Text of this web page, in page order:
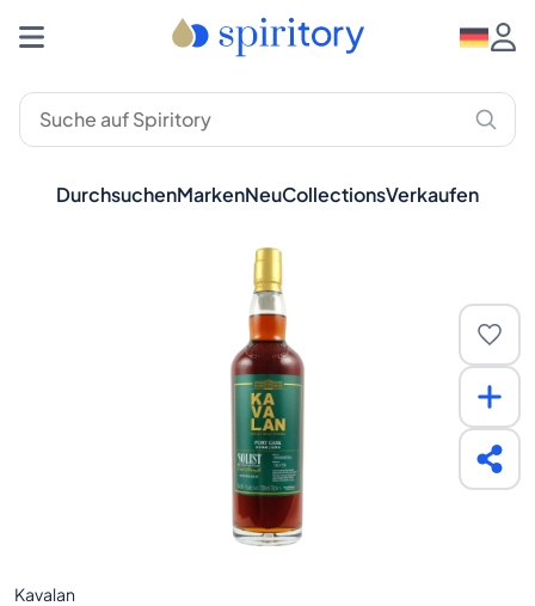
DurchsuchenMarkenNeuCollectionsVerkaufen
Kavalan